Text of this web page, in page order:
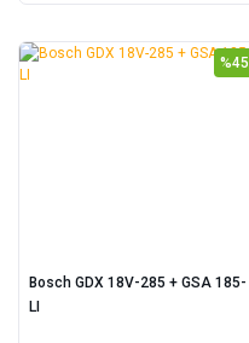
%45
Bosch GDX 18V-285 + GSA 185-
LI